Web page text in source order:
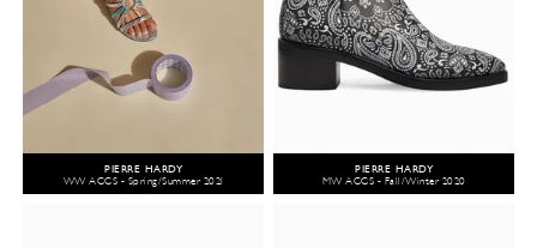
PIERRE HARDY
WW ACCS - Spring/Summer 2021
PIERRE HARDY
MW ACCS - Fall/Winter 2020